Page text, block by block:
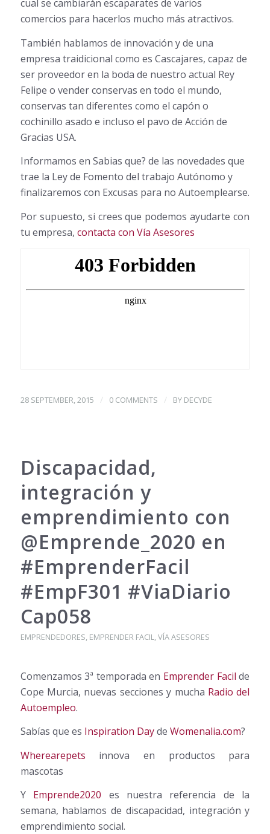
cual se cambiarán escaparates de varios
comercios para hacerlos mucho más atractivos.
También hablamos de innovación y de una
empresa traidicional como es Cascajares, capaz de
ser proveedor en la boda de nuestro actual Rey
Felipe o vender conservas en todo el mundo,
conservas tan diferentes como el capón o
cochinillo asado e incluso el pavo de Acción de
Gracias USA.
Informamos en Sabias que? de las novedades que
trae la Ley de Fomento del trabajo Autónomo y
finalizaremos con Excusas para no Autoemplearse.
Por supuesto, si crees que podemos ayudarte con
tu empresa, contacta con Vía Asesores
28 SEPTEMBER, 2015 / 0 COMMENTS / BY DECYDE
Discapacidad,
integración y
emprendimiento con
@Emprende_2020 en
#EmprenderFacil
#EmpF301 #ViaDiario
Cap058
EMPRENDEDORES, EMPRENDER FACIL,VÍA ASESORES
Comenzamos 3ª temporada en Emprender Facil de
Cope Murcia, nuevas secciones y mucha Radio del
Autoempleo.
Sabías que es Inspiration Dayde Womenalia.com?
Wherearepets innova en productos para
mascotas
Y Emprende2020 es nuestra referencia de la
semana, hablamos de discapacidad, integración y
emprendimiento social.